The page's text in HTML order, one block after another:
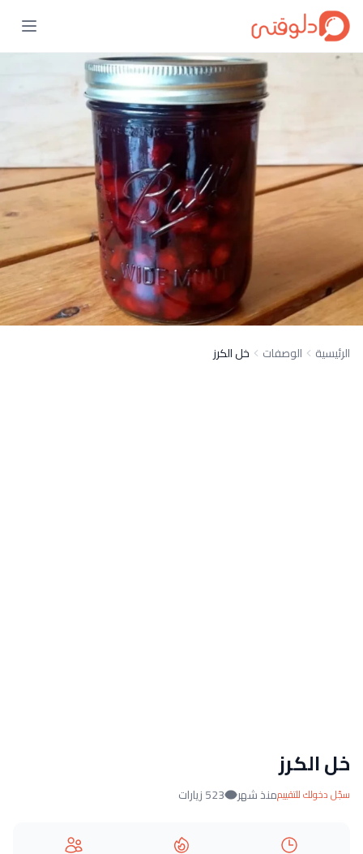
الرئيسية الوصفات خل الكرز
خل الكرز
سجّل دخولك للتقييممنذ شهر 523 زيارات